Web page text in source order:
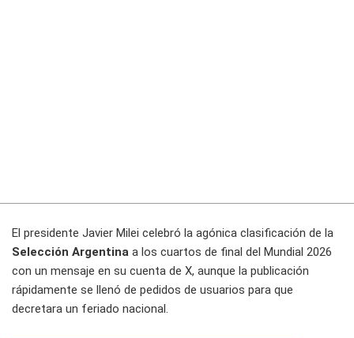
El presidente Javier Milei celebró la agónica clasificación de la
Selección Argentina a los cuartos de final del Mundial 2026
con un mensaje en su cuenta de X, aunque la publicación
rápidamente se llenó de pedidos de usuarios para que
decretara un feriado nacional.